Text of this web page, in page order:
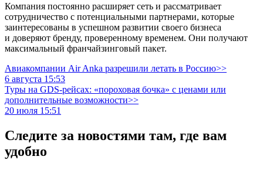
Компания постоянно расширяет сеть и рассматривает
сотрудничество с потенциальными партнерами, которые
заинтересованы в успешном развитии своего бизнеса
и доверяют бренду, проверенному временем. Они получают
максимальный франчайзинговый пакет.
Авиакомпании Air Anka разрешили летать в Россию>>
6 августа 15:53
Туры на GDS-рейсах: «пороховая бочка» с ценами или
дополнительные возможности>>
20 июля 15:51
Следите за новостями там, где вам
удобно